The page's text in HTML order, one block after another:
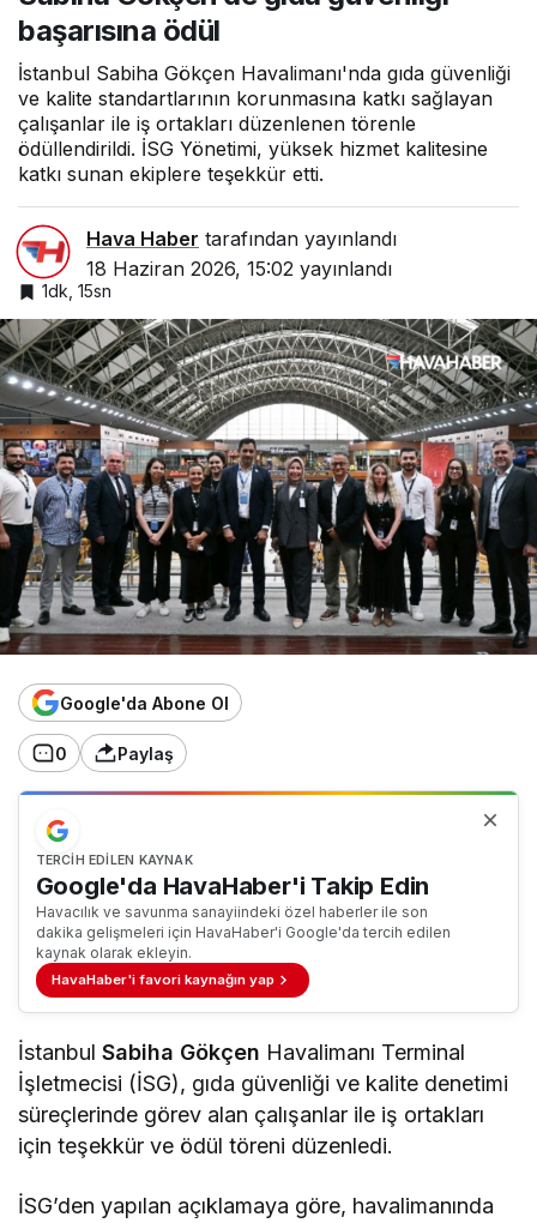
başarısına ödül
İstanbul Sabiha Gökçen Havalimanı'nda gıda güvenliği
ve kalite standartlarının korunmasına katkı sağlayan
çalışanlar ile iş ortakları düzenlenen törenle
ödüllendirildi. İSG Yönetimi, yüksek hizmet kalitesine
katkı sunan ekiplere teşekkür etti.
Hava Haber tarafından yayınlandı
18 Haziran 2026, 15:02 yayınlandı
1dk, 15sn
Google'da Abone Ol
0 Paylaş
TERCIH EDILEN KAYNAK
Google'da HavaHaber'i Takip Edin
Havacılık ve savunma sanayiindeki özel haberler ile son
dakika gelişmeleri için HavaHaber'i Google'da tercih edilen
kaynak olarak ekleyin.
HavaHaber'i favori kaynağın yap
İstanbulSabiha Gökçen Havalimanı Terminal
İşletmecisi (İSG), gıda güvenliği ve kalite denetimi
süreçlerinde görev alan çalışanlar ile iş ortakları
için teşekkür ve ödül töreni düzenledi.
İSG’den yapılan açıklamaya göre, havalimanında